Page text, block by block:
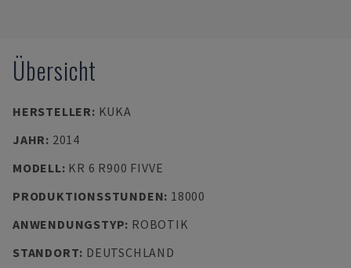
Übersicht
HERSTELLER: KUKA
JAHR: 2014
MODELL: KR 6 R900 FIVVE
PRODUKTIONSSTUNDEN: 18000
ANWENDUNGSTYP: ROBOTIK
STANDORT: DEUTSCHLAND